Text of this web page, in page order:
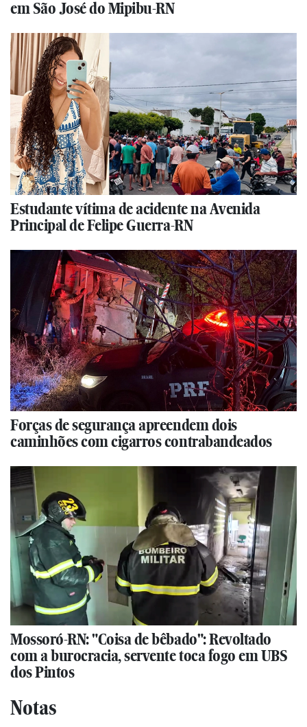
em São José do Mipibu-RN
Estudante vítima de acidente na Avenida
Principal de Felipe Guerra-RN
Forças de segurança apreendem dois
caminhões com cigarros contrabandeados
Mossoró-RN: "Coisa de bêbado": Revoltado
com a burocracia, servente toca fogo em UBS
dos Pintos
Notas